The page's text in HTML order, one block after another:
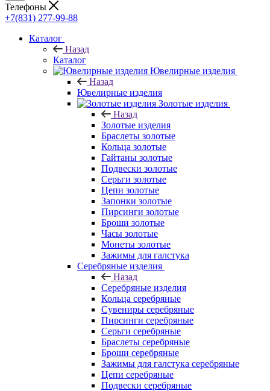
Телефоны
+7(831) 277-99-88
Каталог
Назад
Каталог
Ювелирные изделия
Назад
Ювелирные изделия
Золотые изделия
Назад
Золотые изделия
Браслеты золотые
Кольца золотые
Гайтаны золотые
Подвески золотые
Серьги золотые
Цепи золотые
Запонки золотые
Пирсинги золотые
Броши золотые
Часы золотые
Монеты золотые
Зажимы для галстука
Серебряные изделия
Назад
Серебряные изделия
Кольца серебряные
Сувениры серебряные
Пирсинги серебряные
Серьги серебряные
Браслеты серебряные
Броши серебряные
Зажимы для галстука серебряные
Цепи серебряные
Подвески серебряные